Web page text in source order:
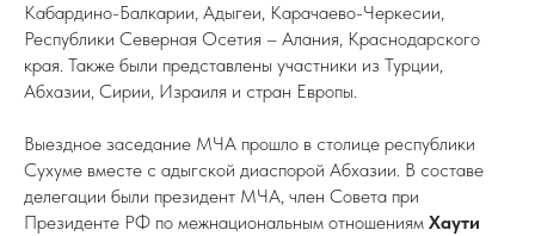
Кабардино-Балкарии, Адыгеи, Карачаево-Черкесии,
Республики Северная Осетия – Алания, Краснодарского
края. Также были представлены участники из Турции,
Абхазии, Сирии, Израиля и стран Европы.
Выездное заседание МЧА прошло в столице республики
Сухуме вместе с адыгской диаспорой Абхазии. В составе
делегации были президент МЧА, член Совета при
Президенте РФ по межнациональным отношениям Хаути